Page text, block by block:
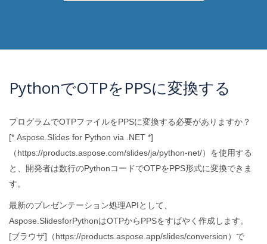
PythonでOTPをPPSに変換する
プログラムでOTPファイルをPPSに変換する必要がありますか？
[* Aspose.Slides for Python via .NET *]
（https://products.aspose.com/slides/ja/python-net/）を使用する
と、開発者は数行のPythonコードでOTPをPPS形式に変換できま
す。
最新のプレゼンテーション処理APIとして、
Aspose.SlidesforPythonはOTPからPPSをすばやく作成します。
[ブラウザ]（https://products.aspose.app/slides/conversion）で